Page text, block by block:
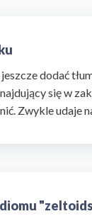
dodać
się w
Zwykle udaje